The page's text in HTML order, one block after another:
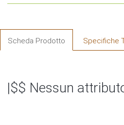
Scheda Prodotto Specifiche
|$$ Nessun